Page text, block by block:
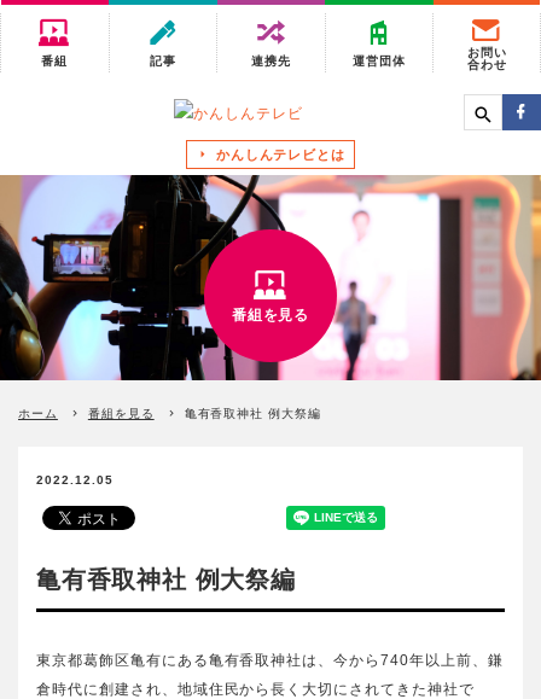
番組 記事 連携先 運営団体
お問い
合わせ
かんしんテレビとは
番組を見る
ホーム 番組を見る 亀有香取神社 例大祭編
2022.12.05
亀有香取神社 例大祭編
東京都葛飾区亀有にある亀有香取神社は、今から740年以上前、鎌
倉時代に創建され、地域住民から長く大切にされてきた神社で